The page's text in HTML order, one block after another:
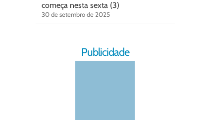
começa nesta sexta (3)
30 de setembro de 2025
Publicidade